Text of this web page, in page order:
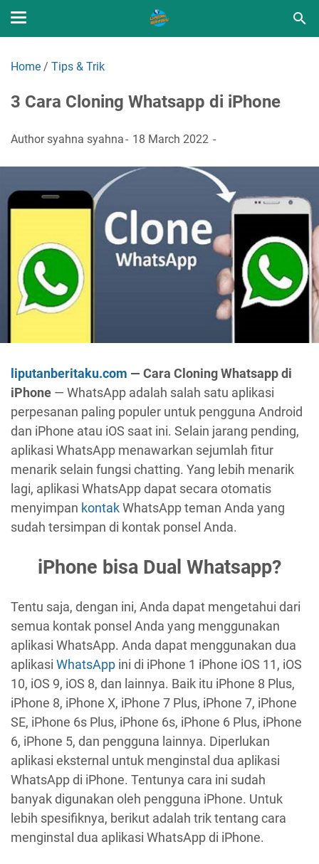
Home / Tips & Trik
3 Cara Cloning Whatsapp di iPhone
Authorsyahna syahna 18 March 2022
liputanberitaku.com — Cara Cloning Whatsapp di
iPhone — WhatsApp adalah salah satu aplikasi
perpesanan paling populer untuk pengguna Android
dan iPhone atau iOS saat ini. Selain jarang pending,
aplikasi WhatsApp menawarkan sejumlah fitur
menarik selain fungsi chatting. Yang lebih menarik
lagi, aplikasi WhatsApp dapat secara otomatis
menyimpan kontakWhatsApp teman Anda yang
sudah tersimpan di kontak ponsel Anda.
iPhone bisa Dual Whatsapp?
Tentu saja, dengan ini, Anda dapat mengetahui dari
semua kontak ponsel Anda yang menggunakan
aplikasi WhatsApp. Anda dapat menggunakan dua
aplikasi WhatsApp ini di iPhone 1 iPhone iOS 11, iOS
10, iOS 9, iOS 8, dan lainnya. Baik itu iPhone 8 Plus,
iPhone 8, iPhone X, iPhone 7 Plus, iPhone 7, iPhone
SE, iPhone 6s Plus, iPhone 6s, iPhone 6 Plus, iPhone
6, iPhone 5, dan pengguna lainnya. Diperlukan
aplikasi eksternal untuk menginstal dua aplikasi
WhatsApp di iPhone. Tentunya cara ini sudah
banyak digunakan oleh pengguna iPhone. Untuk
lebih spesifiknya, berikut adalah trik tentang cara
menginstal dua aplikasi WhatsApp di iPhone.